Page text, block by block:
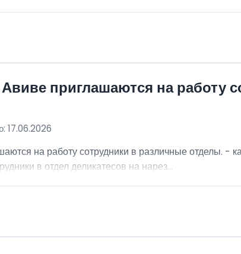
приглашаются на работу
17.06.2026
на работу сотрудники в различные отделы. -
в отдел деликатесов на нарез...